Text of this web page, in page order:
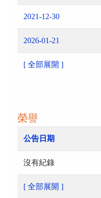
2021-12-30
2026-01-21
[ 全部展開 ]
榮譽
公告日期
沒有紀錄
[ 全部展開 ]